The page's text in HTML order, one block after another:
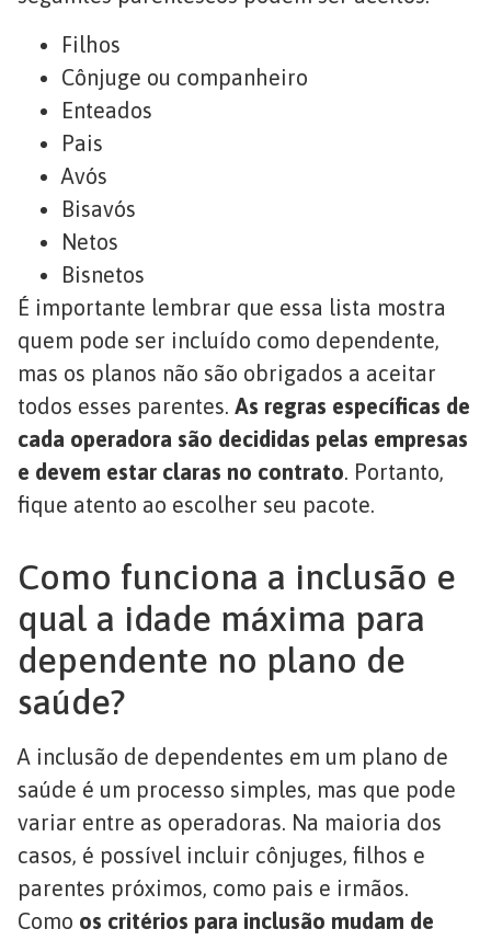
Filhos
Cônjuge ou companheiro
Enteados
Pais
Avós
Bisavós
Netos
Bisnetos
É importante lembrar que essa lista mostra
quem pode ser incluído como dependente,
mas os planos não são obrigados a aceitar
todos esses parentes. As regras específicas de
cada operadora são decididas pelas empresas
e devem estar claras no contrato. Portanto,
fique atento ao escolher seu pacote.
Como funciona a inclusão e
qual a idade máxima para
dependente no plano de
saúde?
A inclusão de dependentes em um plano de
saúde é um processo simples, mas que pode
variar entre as operadoras. Na maioria dos
casos, é possível incluir cônjuges, filhos e
parentes próximos, como pais e irmãos.
Como os critérios para inclusão mudam de